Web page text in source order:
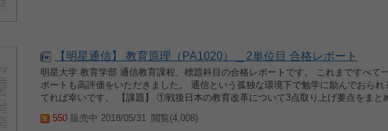
【明星通信】 教育原理（PA1020） _ 2単位目 合格レポート
明星大学 教育学部 通信教育課程、標題科目の合格レポートです。 これまですべて
ポートも高評価をいただきました。 通信という孤独な環境下で勉学に励んでおられ
てれば幸いです。 【課題】 ①戦後日本の教育改革について3点取り上げ要点をまと
550 販売中 2018/05/31 閲覧(4,008)